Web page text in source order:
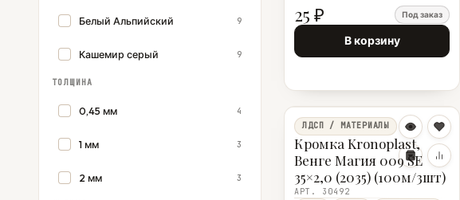
Белый Альпийский 9
Кашемир серый 9
ТОЛЩИНА
0,45 мм 4
1 мм 3
2 мм 3
25 ₽ Под заказ
В корзину
ЛДСП / МАТЕРИАЛЫ
Кромка Kronoplast,
Венге Магия 009 SE
35×2,0 (2035) (100м/3шт)
АРТ. 30492